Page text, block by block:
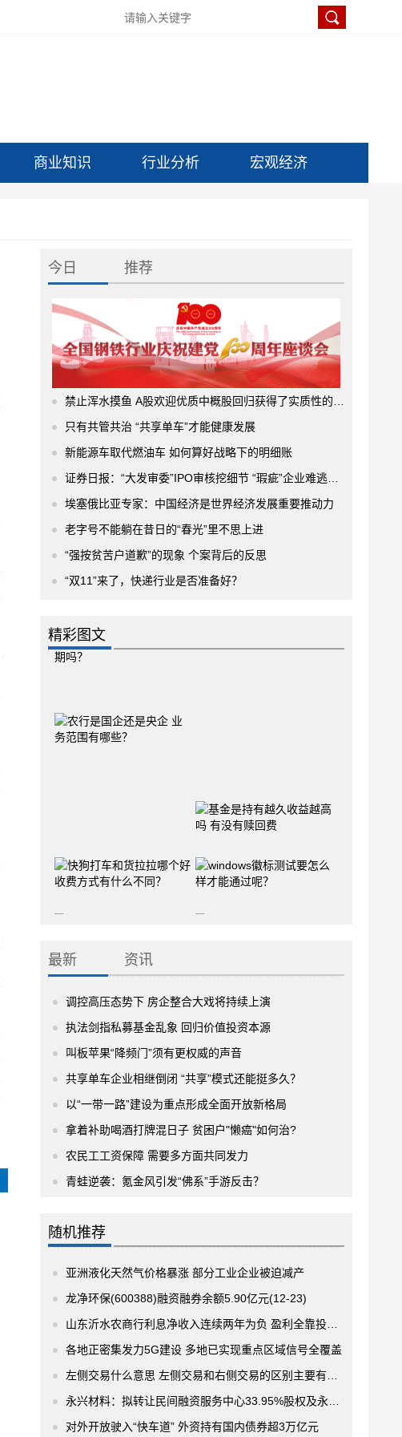
商业知识 行业分析 宏观经济
今日 推荐
禁止浑水摸鱼 A股欢迎优质中概股回归获得了实质性的进展
只有共管共治 “共享单车”才能健康发展
新能源车取代燃油车 如何算好战略下的明细账
证券日报：“大发审委”IPO审核挖细节 “瑕疵”企业难逃法眼
埃塞俄比亚专家：中国经济是世界经济发展重要推动力
老字号不能躺在昔日的“春光”里不思上进
“强按贫苦户道歉”的现象 个案背后的反思
“双11”来了，快递行业是否准备好？
精彩图文
最新 资讯
调控高压态势下 房企整合大戏将持续上演
执法剑指私募基金乱象 回归价值投资本源
叫板苹果“降频门”须有更权威的声音
共享单车企业相继倒闭 “共享”模式还能挺多久？
以“一带一路”建设为重点形成全面开放新格局
拿着补助喝酒打牌混日子 贫困户"懒癌"如何治?
农民工工资保障 需要多方面共同发力
青蛙逆袭：氪金风引发“佛系”手游反击？
随机推荐
亚洲液化天然气价格暴涨 部分工业企业被迫减产
龙净环保(600388)融资融券余额5.90亿元(12-23)
山东沂水农商行利息净收入连续两年为负 盈利全靠投资收益
各地正密集发力5G建设 多地已实现重点区域信号全覆盖
左侧交易什么意思 左侧交易和右侧交易的区别主要有哪些？
永兴材料：拟转让民间融资服务中心33.95%股权及永信小额贷款26.66%股权
对外开放驶入“快车道” 外资持有国内债券超3万亿元